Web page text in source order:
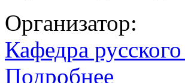
Организатор:
Кафедра
Подробнее